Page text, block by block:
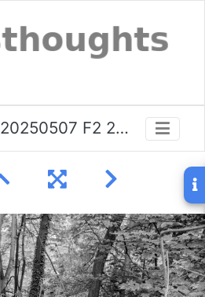
20250507 F2 24k IHC Stockport-015